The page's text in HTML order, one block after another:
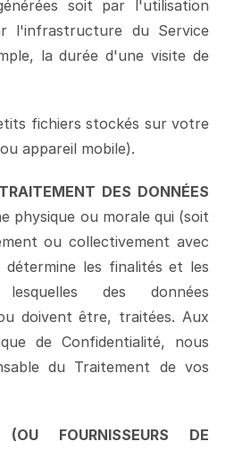
soit par l'utilisation
l'infrastructure du Service
la durée d'une visite de
fichiers stockés sur votre
appareil mobile).
DES DONNÉES
physique ou morale qui (soit
ou collectivement avec
détermine les finalités et les
des données
doivent être, traitées. Aux
de Confidentialité, nous
du Traitement de vos
(OU FOURNISSEURS DE